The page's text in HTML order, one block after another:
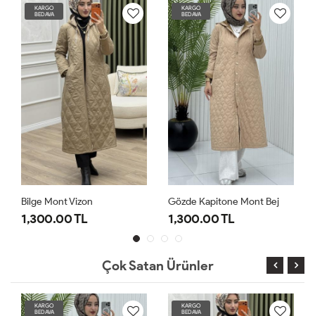
KARGO
BEDAVA
Bilge Mont Vizon
1,300.00 TL
KARGO
BEDAVA
Gözde Kapitone Mont Bej
1,300.00 TL
Çok Satan Ürünler
KARGO
BEDAVA
KARGO
BEDAVA